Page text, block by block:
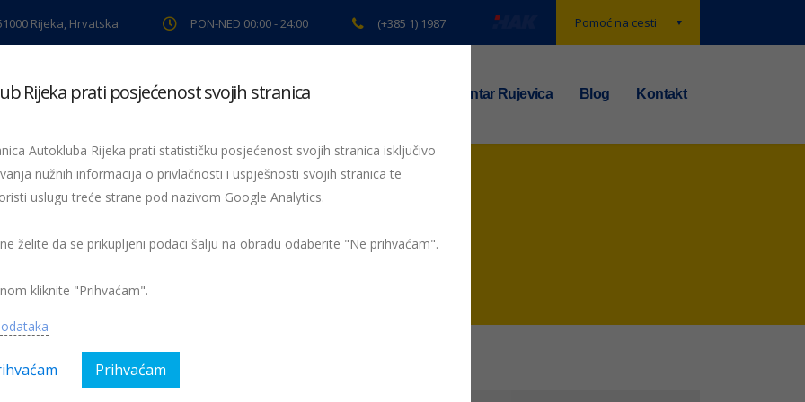
Pomoć na cesti
Rijeka, Hrvatska PON-NED 00:00 - 24:00 (+385 1) 1987
pregled Pomoć na cesti Servis Preventiva TS centar Rujevica Blog Kontakt
Rijeka prati posjećenost svojih stranica
Autokluba Rijeka prati statističku posjećenost svojih stranica isključivo
nužnih informacija o privlačnosti i uspješnosti svojih stranica te
uslugu treće strane pod nazivom Google Analytics.
želite da se prikupljeni podaci šalju na obradu odaberite "Ne prihvaćam".
kliknite "Prihvaćam".
Prihvaćam